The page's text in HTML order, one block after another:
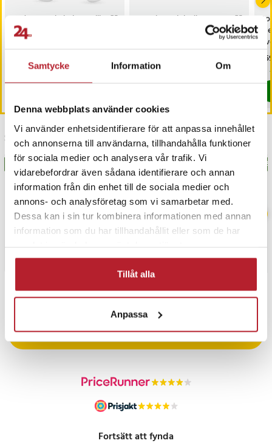
Samtycke Information Om
Denna webbplats använder cookies
Vi använder enhetsidentifierare för att anpassa innehållet
och annonserna till användarna, tillhandahålla funktioner
för sociala medier och analysera vår trafik. Vi
vidarebefordrar även sådana identifierare och annan
information från din enhet till de sociala medier och
annons- och analysföretag som vi samarbetar med.
Dessa kan i sin tur kombinera informationen med annan
information som du har tillhandahållit eller som de har
Tillåt alla
Anpassa
extra skydd mot potentiella skador, t.ex. repor eller sprickor.
Lättviktskonstruktion
Glasögonen har en flexibel och lätt konstruktion som gör att de
obekväma.
Dudao USB-kabel USB till
Lightning 3A 1m - Vit
59 kr
I lager, levereras inom 1-2 vardagar
Sportiga solglasögon
med färgglatt spegelglas
Pris
139 kr
I lager, levereras inom 1-2 vardagar
Senast besökta
BÄSTSÄLJARE
PRISGARANTI
UTFÖRSÄLJNING
Fortsätt att fynda